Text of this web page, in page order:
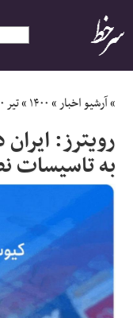
ایران
سیاسی
اقتصاد
ورزشی
جهان
اجتماعی
»آرشیو اخبار»۱۴۰۰»تیر ۱۴۰۰
رویترز:
به تاسیسات